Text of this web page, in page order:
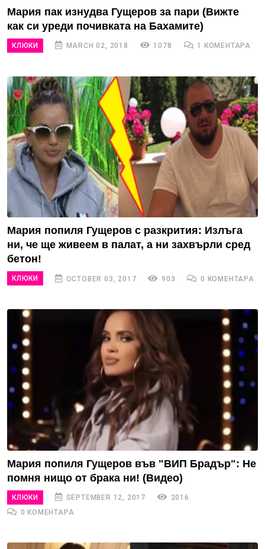
Мария пак изнудва Гущеров за пари (Вижте
как си уреди почивката на Бахамите)
КЛЮКИ MARCH 02, 2018 1078 1 КОМЕНТАРА
Мария попиля Гущеров с разкрития: Излъга
ни, че ще живеем в палат, а ни захвърли сред
бетон!
КЛЮКИ OCTOBER 03, 2017 903 0 КОМЕНТАРА
Мария попиля Гущеров във "ВИП Брадър": Не
помня нищо от брака ни! (Видео)
КЛЮКИ SEPTEMBER 12, 2017
2016
0 КОМЕНТАРА